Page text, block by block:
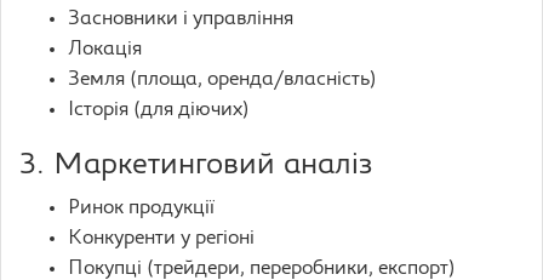
Засновники і управління
Локація
Земля (площа, оренда/власність)
Історія (для діючих)
3. Маркетинговий аналіз
Ринок продукції
Конкуренти у регіоні
Покупці (трейдери, переробники, експорт)